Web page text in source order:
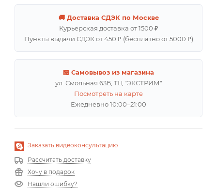
🚚 Доставка СДЭК по Москве
Курьерская доставка от 1500 ₽
Пункты выдачи СДЭК от 450 ₽ (бесплатно от 5000 ₽)
🏪 Самовывоз из магазина
ул. Смольная 63Б, ТЦ "ЭКСТРИМ"
Посмотреть на карте
Ежедневно 10:00–21:00
Заказать видеоконсультацию
Рассчитать доставку
Хочу в подарок
Нашли ошибку?